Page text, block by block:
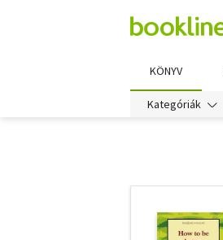
KÖNYV
Kategóriák